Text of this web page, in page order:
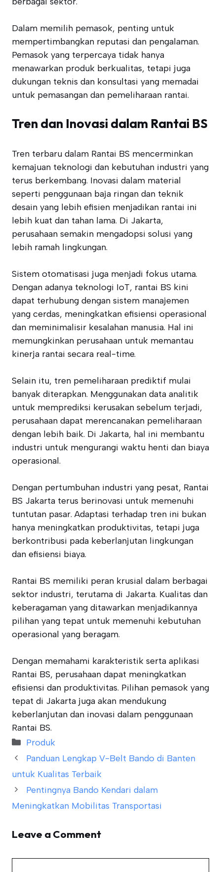
Dalam memilih pemasok, penting untuk
mempertimbangkan reputasi dan pengalaman.
Pemasok yang terpercaya tidak hanya
menawarkan produk berkualitas, tetapi juga
dukungan teknis dan konsultasi yang memadai
untuk pemasangan dan pemeliharaan rantai.
Tren dan Inovasi dalam Rantai BS
Tren terbaru dalam Rantai BS mencerminkan
kemajuan teknologi dan kebutuhan industri yang
terus berkembang. Inovasi dalam material
seperti penggunaan baja ringan dan teknik
desain yang lebih efisien menjadikan rantai ini
lebih kuat dan tahan lama. Di Jakarta,
perusahaan semakin mengadopsi solusi yang
lebih ramah lingkungan.
Sistem otomatisasi juga menjadi fokus utama.
Dengan adanya teknologi IoT, rantai BS kini
dapat terhubung dengan sistem manajemen
yang cerdas, meningkatkan efisiensi operasional
dan meminimalisir kesalahan manusia. Hal ini
memungkinkan perusahaan untuk memantau
kinerja rantai secara real-time.
Selain itu, tren pemeliharaan prediktif mulai
banyak diterapkan. Menggunakan data analitik
untuk memprediksi kerusakan sebelum terjadi,
perusahaan dapat merencanakan pemeliharaan
dengan lebih baik. Di Jakarta, hal ini membantu
industri untuk mengurangi waktu henti dan biaya
operasional.
Dengan pertumbuhan industri yang pesat, Rantai
BS Jakarta terus berinovasi untuk memenuhi
tuntutan pasar. Adaptasi terhadap tren ini bukan
hanya meningkatkan produktivitas, tetapi juga
berkontribusi pada keberlanjutan lingkungan
dan efisiensi biaya.
Rantai BS memiliki peran krusial dalam berbagai
sektor industri, terutama di Jakarta. Kualitas dan
keberagaman yang ditawarkan menjadikannya
pilihan yang tepat untuk memenuhi kebutuhan
operasional yang beragam.
Dengan memahami karakteristik serta aplikasi
Rantai BS, perusahaan dapat meningkatkan
efisiensi dan produktivitas. Pilihan pemasok yang
tepat di Jakarta juga akan mendukung
keberlanjutan dan inovasi dalam penggunaan
Rantai BS.
Categories
Produk
Panduan Lengkap V-Belt Bando di Banten
untuk Kualitas Terbaik
Pentingnya Bando Kendari dalam
Meningkatkan Mobilitas Transportasi
Leave a Comment